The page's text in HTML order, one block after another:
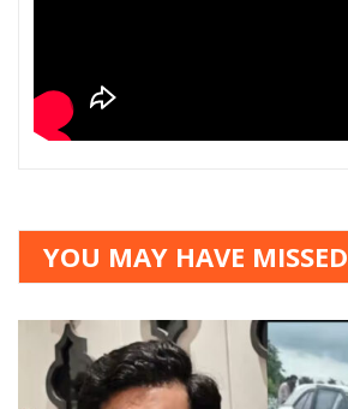
YOU MAY HAVE MISSED